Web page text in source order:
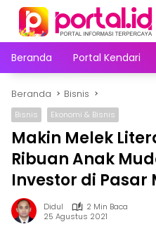
Langsung
konten
Beranda
Portal Kendari
Beranda Bisnis
Bisnis Ekonomi & Bisnis
Makin Melek
Ribuan Anak
Investor di Pasar
Didul
2 Min Baca
25 Agustus 2021